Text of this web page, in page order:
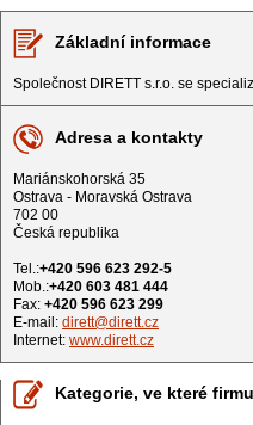
Základní informace
Společnost DIRETT s.r.o. se
Adresa a kontakty
Mariánskohorská 35
Ostrava - Moravská Ostrava
702 00
Česká republika
Tel.:+420 596 623 292-5
Mob.:+420 603 481 444
Fax: +420 596 623 299
E-mail: dirett@dirett.cz
Internet: www.dirett.cz
Kategorie, ve které